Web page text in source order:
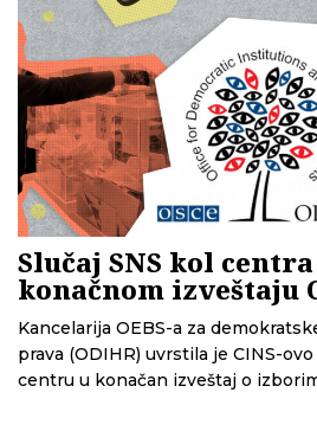
Slučaj SNS kol
konačnom izveštaju
Kancelarija OEBS-a za
prava (ODIHR) uvrstila je CINS-
centru u konačan izveštaj o